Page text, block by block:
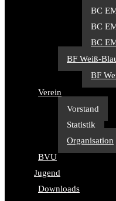
BC
BC
BC
BF Weiß-
BF
Verein
Vorstand
Statistik
Organisation
BVU
Jugend
Downloads